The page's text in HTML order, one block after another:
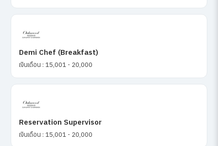
Demi Chef (Breakfast)
เงินเดือน : 15,001 - 20,000
Reservation Supervisor
เงินเดือน : 15,001 - 20,000